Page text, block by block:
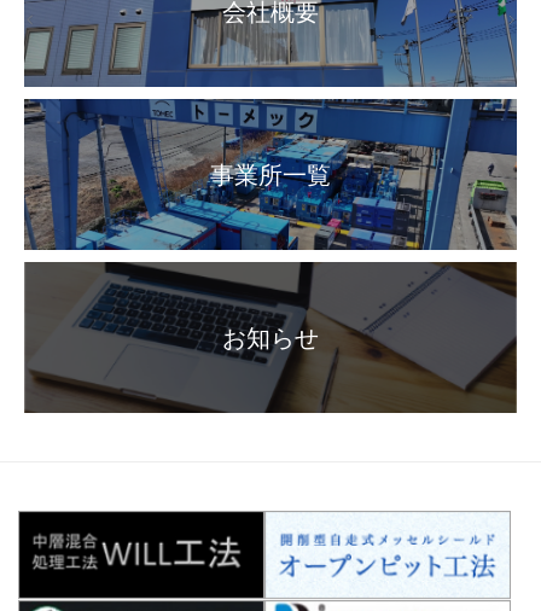
会社概要
事業所一覧
お知らせ